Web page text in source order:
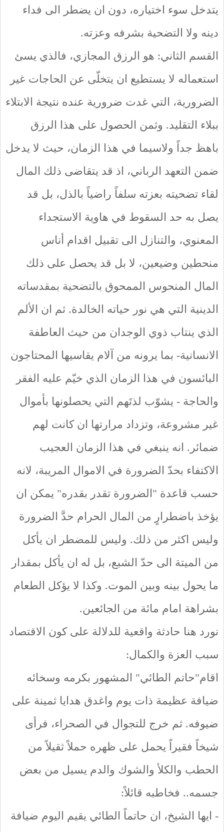
يتدخل سوء اختياره، دون ان يضطر الى فداء
دينه ولا التضحية بشرفه وعزته.
القسم الثاني: هو الرزق المجازي، فالذي يسئ
استعماله لا يستطيع ان يتخلّى عن الحاجات غير
الضرورية، التي غدت ضرورية عنده نتيجة الابتلاء
ببلاء التقليد. وثمن الحصول على هذا الرزق
باهظ جداً ولاسيما في هذا الزمان، حيث لا يدخل
ضمن التعهد الرباني، اذ قد يتقاضى ذلك المال
لقاء تضحيته بعزته سلفاً راضياً بالذل، بل قد
يصل به حد السقوط في هاوية الاستجداء
المعنوي، والتنازل الى تقبيل اقدام أناس
منحطين وضيعين، لا بل قد يحصل على ذلك
المال المنحوس الممحوق بالتضحية بمقدساته
الدينية التي هي نور حياته الخالدة. ثم ان الألم
الذي ينتاب ذوي الوجدان من حيث العاطفة
الانسانية- بما يرونه من آلام يقاسيها المحتاجون
البائسون في هذا الزمان الذي خيّم عليه الفقر
والحاجة - يشوّب لذتَهم التي يحصلونها بأموال
غير مشروعة، وتزداد مرارتها ان كانت لهم
ضمائر. انه ينبغي في هذا الزمان العجيب
الاكتفاء بحدّ الضرورة في الاموال المريبة، لانه
حسب قاعدة "الضرورة تقدر بقدره" يمكن ان
يؤخذ باضطرارٍ من المال الحرام حدَّ الضرورة
وليس اكثر من ذلك. وليس للمضطر ان يأكل
من الميتة الى حدّ الشبع، بل له ان يأكل بمقدار
ما يحول بينه وبين الموت. وكذا لا يؤكل الطعام
بشراهة امام مائة من الجائعين.
نورد هنا حادثة واقعية للدلالة على كون الاقتصاد
سبب العزة والكمال:
اقام"حاتم الطائي" المشهور بكرمه وسخائه
ضيافة عظيمة ذات يوم واغدق هدايا ثمينة على
ضيوفه. ثم خرج للتجوال في الصحراء، فرأى
شيخاً فقيراً يحمل على ظهره حملاً ثقيلاً من
الحطب والكلأ والشوك والدم يسيل من بعض
جسمه.. فخاطبه قائلاً:
- ايها الشيخ، ان حاتماً الطائي يقيم اليوم ضيافة